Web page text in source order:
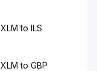
XLM to ILS
XLM to GBP